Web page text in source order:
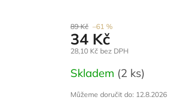
89 Kč –61 %
34 Kč
28,10 Kč bez DPH
cena:
Skladem (2 ks)
Můžeme doručit do: 12.8.2026